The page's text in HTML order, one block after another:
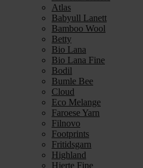
Atlas
Babyull Lanett
Bamboo Wool
Betty
Bio Lana
Bio Lana Fine
Bodil
Bumle Bee
Cloud
Eco Melange
Faroese Yarn
Filnovo
Footprints
Fritidsgarn
Highland
Hjerte Fine